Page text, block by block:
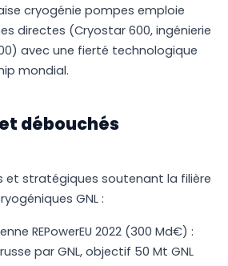
cryogénie pompes emploie
directes (Cryostar 600, ingénierie
avec une fierté technologique
mondial.
débouchés
et stratégiques soutenant la filière
GNL :
REPowerEU 2022 (300 Md€) :
par GNL, objectif 50 Mt GNL